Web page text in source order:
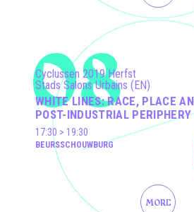
08
Cyclussen 2019 Herfst
Stads Salons Urbains (EN)
WHITE LINES: RACE, PLACE
POST-INDUSTRIAL PERIPHERY
17:30 > 19:30
BEURSSCHOUWBURG
MORE